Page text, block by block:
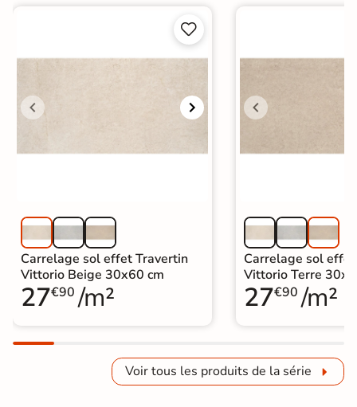


Carrelage sol effet Travertin
Vittorio Beige 30x60 cm
27€90 /m²
Carrelage sol
Vittorio Terre
27€90 /m²
Voir tous les produits de la série